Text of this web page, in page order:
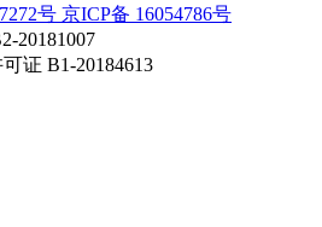
号 京ICP备 16054786号
20181007
证 B1-20184613